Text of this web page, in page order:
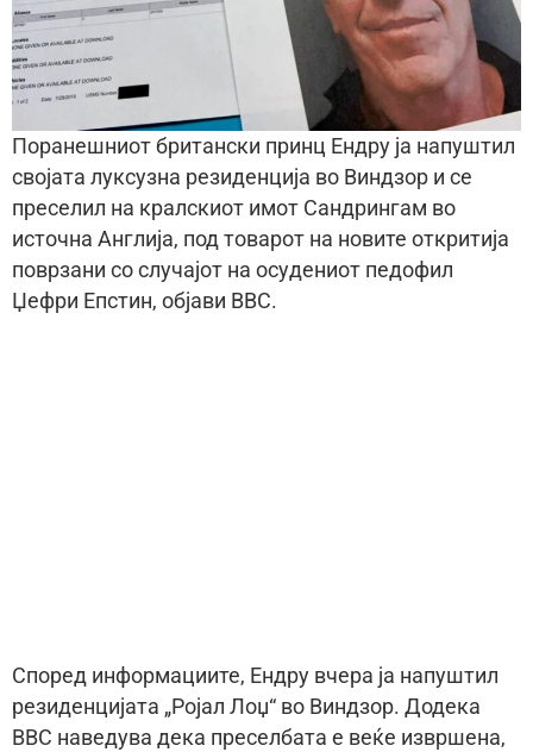
Поранешниот британски принц Ендру ја напуштил
својата луксузна резиденција во Виндзор и се
преселил на кралскиот имот Сандрингам во
источна Англија, под товарот на новите откритија
поврзани со случајот на осудениот педофил
Џефри Епстин, објави BBC.
Според информациите, Ендру вчера ја напуштил
резиденцијата „Ројал Лоџ“ во Виндзор. Додека
BBC наведува дека преселбата е веќе извршена,